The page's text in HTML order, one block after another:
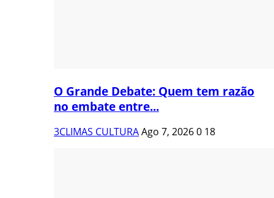
O Grande Debate: Quem tem razão
no embate entre...
3CLIMAS CULTURAAgo 7, 20260 18